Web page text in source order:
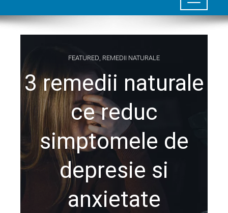
FEATURED REMEDII NATURALE
3 remedii naturale
ce reduc
simptomele de
depresie si
anxietate